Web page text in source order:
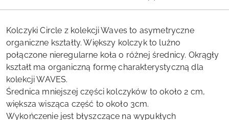
Kolczyki Circle z kolekcji Waves to asymetryczne
organiczne kształty. Większy kolczyk to lużno
połączone nieregularne koła o różnej średnicy. Okrągły
kształt ma organiczną formę charakterystyczną dla
kolekcji WAVES.
Średnica mniejszej części kolczyków to około 2 cm,
większa wisząca część to około 3cm.
Wykończenie jest błyszczące na wypukłych